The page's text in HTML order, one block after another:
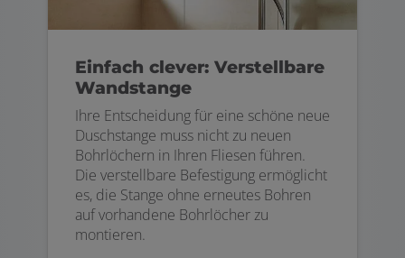
Einfach clever: Verstellbare
Wandstange
Ihre Entscheidung für eine schöne neue
Duschstange muss nicht zu neuen
Bohrlöchern in Ihren Fliesen führen.
Die verstellbare Befestigung ermöglicht
es, die Stange ohne erneutes Bohren
auf vorhandene Bohrlöcher zu
montieren.